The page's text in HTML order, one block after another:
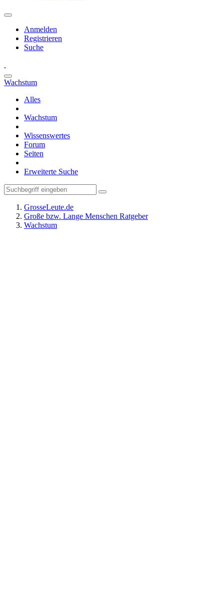
Anmelden
Registrieren
Suche
Wachstum
Alles
Wachstum
Wissenswertes
Forum
Seiten
Erweiterte Suche
GrosseLeute.de
Große bzw. Lange Menschen Ratgeber
Wachstum